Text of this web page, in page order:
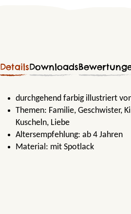
DetailsDownloads
durchgehend farbig illustriert
Themen: Familie, Geschwister,
Kuscheln, Liebe
Altersempfehlung: ab 4 Jahren
Material: mit Spotlack